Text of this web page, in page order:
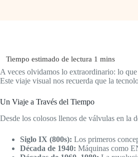
A veces olvidamos lo extraordinario: lo
Este viaje visual nos recuerda que la
Un Viaje a Través del Tiempo
Desde los colosos llenos de válvulas en la
Siglo IX (800s): Los primeros
Década de 1940: Máquinas como